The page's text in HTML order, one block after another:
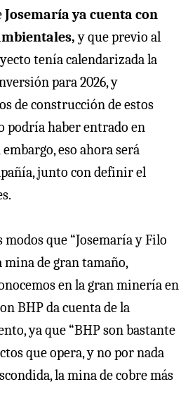
Josemaría ya cuenta con
y que previo al
tenía calendarizada la
para 2026, y
de construcción de estos
podría haber entrado en
eso ahora será
junto con definir el
que “Josemaría y Filo
mina de gran tamaño,
en la gran minería en
BHP da cuenta de la
ya que “BHP son bastante
que opera, y no por nada
la mina de cobre más